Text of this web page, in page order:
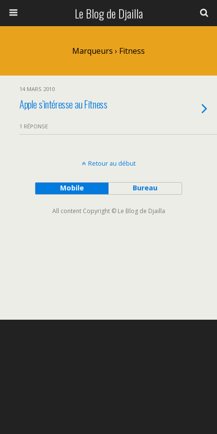
Le Blog de Djailla
Marqueurs › Fitness
14 MARS 2010
Apple s’intéresse au Fitness
1 RÉPONSE
Retour au début
Mobile Bureau
All content Copyright © Le Blog de Djailla